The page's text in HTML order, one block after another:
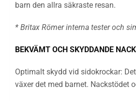
barn den allra säkraste resan.
* Britax Römer interna tester och
BEKVÄMT OCH SKYDDANDE
Optimalt skydd vid sidokrockar:
växer det med barnet. Nackstödet